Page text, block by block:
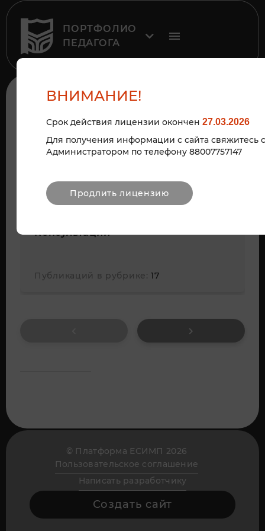
ПОРТФОЛИО
ПЕДАГОГА
ДЛЯ ВАС РОДИТЕЛИ
Консультации
Публикаций в рубрике:17
© Платформа ЕСИМП 2026
Пользовательское соглашение
Написать разработчику
Создать сайт
ВНИМАНИЕ!
Срок действия лицензии окончен 27.03.2026
Для получения информации с сайта свяжитесь с
Администратором по телефону 88007757147
Продлить лицензию